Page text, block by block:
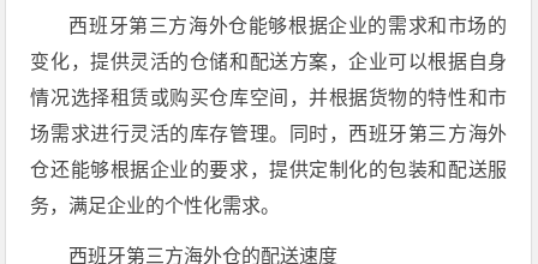
西班牙第三方海外仓能够根据企业的需求和市场的
变化，提供灵活的仓储和配送方案，企业可以根据自身
情况选择租赁或购买仓库空间，并根据货物的特性和市
场需求进行灵活的库存管理。同时，西班牙第三方海外
仓还能够根据企业的要求，提供定制化的包装和配送服
务，满足企业的个性化需求。
西班牙第三方海外仓的配送速度